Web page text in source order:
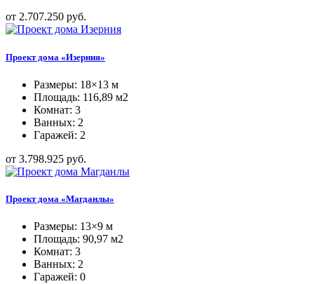
от 2.707.250 руб.
Проект дома «Изерния»
Размеры: 18×13 м
Площадь: 116,89 м2
Комнат: 3
Ванных: 2
Гаражей: 2
от 3.798.925 руб.
Проект дома «Магданлы»
Размеры: 13×9 м
Площадь: 90,97 м2
Комнат: 3
Ванных: 2
Гаражей: 0